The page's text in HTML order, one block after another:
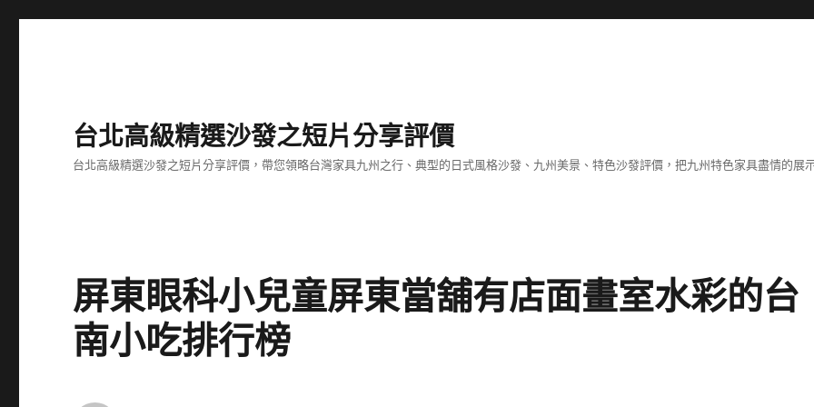
台北高級精選沙發之短片分享評價
台北高級精選沙發之短片分享評價，帶您領略台灣家具九州之行、典型的日式風格沙發、九州美景、特色沙發評價，把九州特色家具盡情的展
屏東眼科小兒童屏東當舖有店面畫室水彩的台
南小吃排行榜